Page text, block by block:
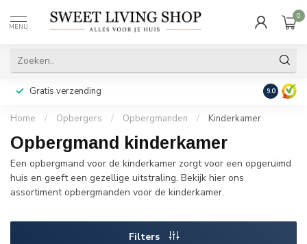
MENU
0
Gratis verzending Achteraf
9.0
Home / Opbergers / Opbergmanden / Kinderkamer
Opbergmand kinderkamer
Een opbergmand voor de kinderkamer zorgt voor een opgeruimd
huis en geeft een gezellige uitstraling. Bekijk hier ons
assortiment opbergmanden voor de kinderkamer.
Filters